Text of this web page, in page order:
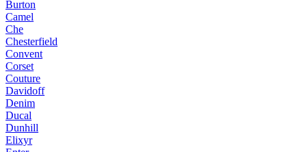
Burton
Camel
Che
Chesterfield
Convent
Corset
Couture
Davidoff
Denim
Ducal
Dunhill
Elixyr